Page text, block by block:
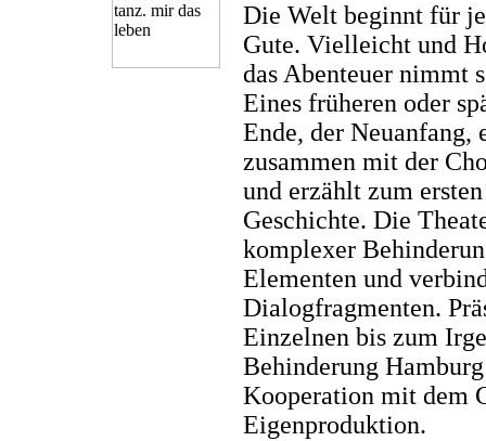
Die Welt beginnt für
Gute. Vielleicht und
das Abenteuer nimmt
Eines früheren oder
Ende, der Neuanfang,
zusammen mit der
und erzählt zum
Geschichte. Die
komplexer
Elementen und
Dialogfragmenten.
Einzelnen bis zum
Behinderung
Kooperation mit dem
Eigenproduktion.